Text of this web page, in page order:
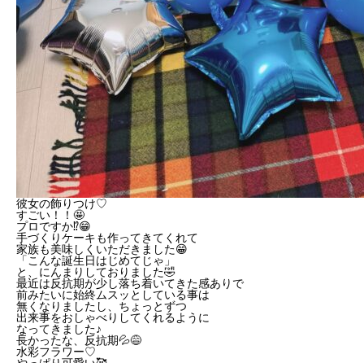
彼女の飾りつけ♡
すごい！！🤩
プロですか⁉😁
手づくりケーキも作ってきてくれて
家族も美味しくいただきました😁
「こんな誕生日はじめてじゃ」
と、にんまりしておりました🤣
最近は反抗期が少し落ち着いてきた感ありで
前みたいに始終ムスッとしている事は
無くなりましたし、ちょっとずつ
出来事をおしゃべりしてくれるように
なってきました♪
長かったな、反抗期💦😅
水彩フラワー♡